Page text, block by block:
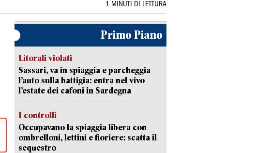
1 MINUTI DI LETTURA
Primo Piano
Litorali violati
Sassari, va in spiaggia e parcheggia
l’auto sulla battigia: entra nel vivo
l’estate dei cafoni in Sardegna
I controlli
Occupavano la spiaggia libera con
ombrelloni, lettini e fioriere: scatta il
sequestro